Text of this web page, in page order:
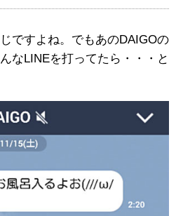
ですよね。でもあのDAIGOの
なLINEを打ってたら・・・と